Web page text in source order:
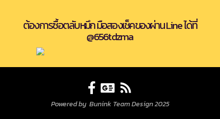
ต้องการซื้อตลับหมึก มือสองเช็คของผ่าน Line ได้ที่
@656tdzma
Powered by Bunink Team Design 2025